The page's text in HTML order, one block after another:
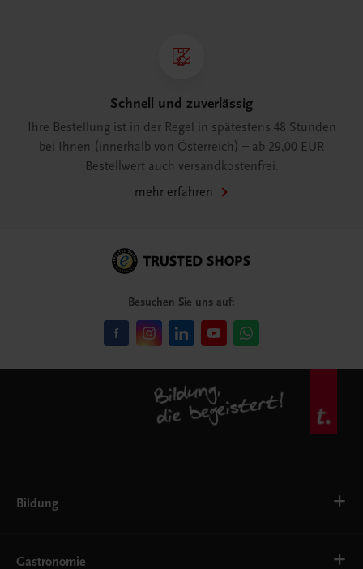
Schnell und zuverlässig
Ihre Bestellung ist in der Regel in spätestens 48 Stunden
bei Ihnen (innerhalb von Österreich) – ab 29,00 EUR
Bestellwert auch versandkostenfrei.
mehr erfahren
Besuchen Sie uns auf:
Bildung
AHS
Gastronomie